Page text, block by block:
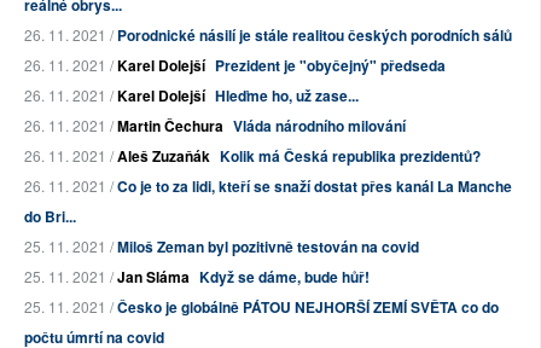
reálné obrys...
26. 11. 2021 /Porodnické násilí je stále realitou českých porodních sálů
26. 11. 2021 /Karel Dolejší Prezident je "obyčejný" předseda
26. 11. 2021 /Karel Dolejší Hleďme ho, už zase...
26. 11. 2021 /Martin Čechura Vláda národního milování
26. 11. 2021 /Aleš Zuzaňák Kolik má Česká republika prezidentů?
26. 11. 2021 /Co je to za lidi, kteří se snaží dostat přes kanál La Manche
do Bri...
25. 11. 2021 /Miloš Zeman byl pozitivně testován na covid
25. 11. 2021 /Jan Sláma Když se dáme, bude hůř!
25. 11. 2021 /Česko je globálně PÁTOU NEJHORŠÍ ZEMÍ SVĚTA co do
počtu úmrtí na covid